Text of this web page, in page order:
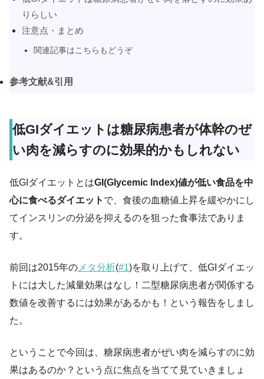
りらしい
注意点・まとめ
関連記事はこちらもどうぞ
参考文献&引用
低GIダイエットは糖尿病患者が体幹のぜ
い肉を減らすのに効果的かもしれない
低GIダイエットとはGI(Glycemic Index)値が低い食品を中
心に食べるダイエット で、食後の血糖値上昇を緩やかにし
てインスリンの分泌を抑えるのを狙った食事法でありま
す。
前回は2015年の メタ分析(#1)を取り上げて、低GIダイエッ
トには大した減量効果はなし！二型糖尿病患者が関係する
数値を改善するには効果があるかも！という報告をしまし
た。
ということで今回は、糖尿病患者がぜい肉を減らすのに効
果はあるのか？という点に焦点を当てて見ていきましょ